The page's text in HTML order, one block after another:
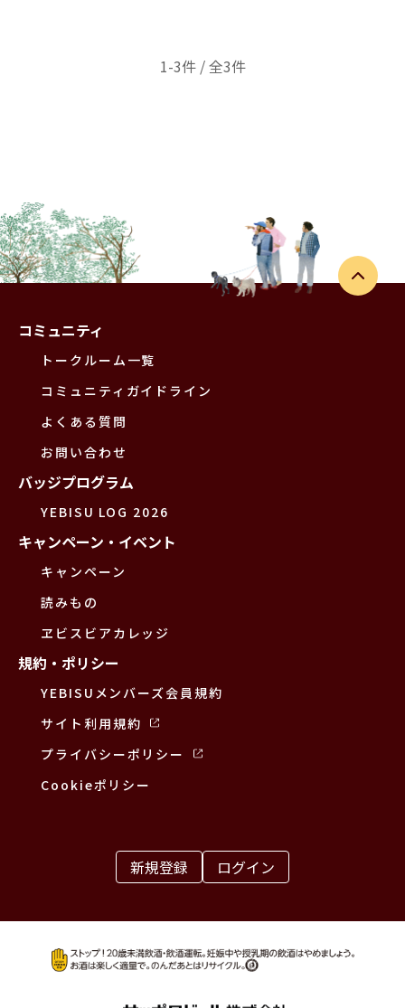
1-3件 / 全3件
コミュニティ
トークルーム一覧
コミュニティガイドライン
よくある質問
お問い合わせ
バッジプログラム
YEBISU LOG 2026
キャンペーン・イベント
キャンペーン
読みもの
ヱビスビアカレッジ
規約・ポリシー
YEBISUメンバーズ会員規約
サイト利用規約
プライバシーポリシー
Cookieポリシー
新規登録 ログイン